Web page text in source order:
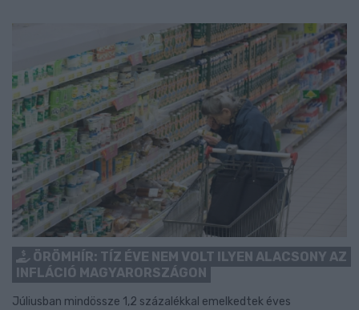
ÖRÖMHÍR: TÍZ ÉVE NEM VOLT ILYEN ALACSONY AZ
INFLÁCIÓ MAGYARORSZÁGON
Júliusban mindössze 1,2 százalékkal emelkedtek éves